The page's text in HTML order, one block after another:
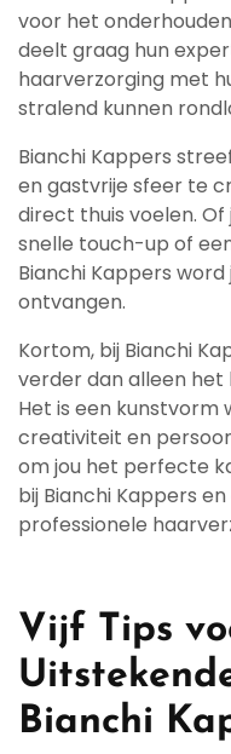
voor het
deelt graag hun
haarverzorging met
stralend kunnen
Bianchi Kappers
en gastvrije sfeer te
direct thuis voelen.
snelle touch-up of
Bianchi Kappers
ontvangen.
Kortom, bij Bianchi
verder dan alleen het
Het is een kunstvorm
creativiteit en
om jou het perfecte
bij Bianchi Kappers
professionele
Vijf Tips
Bianchi